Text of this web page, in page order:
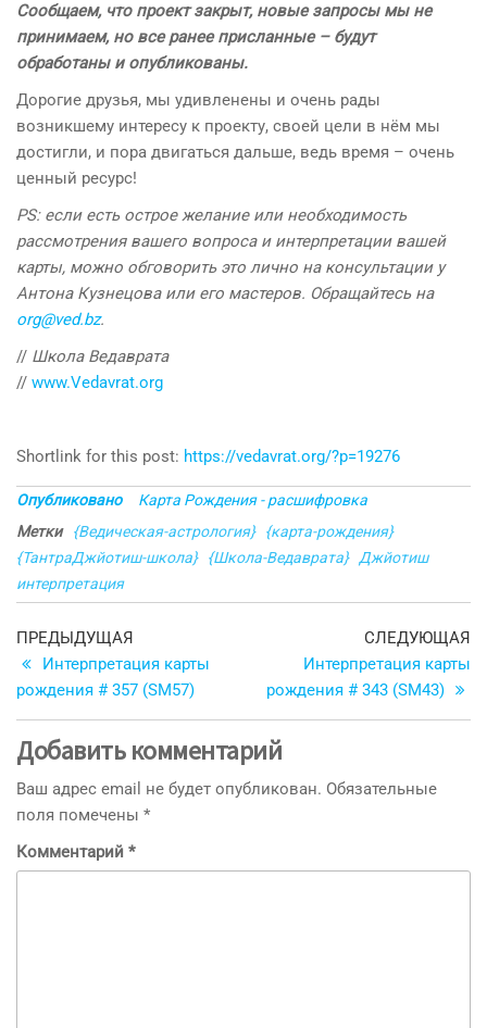
Сообщаем, что проект закрыт, новые запросы мы не
принимаем, но все ранее присланные – будут
обработаны и опубликованы.
Дорогие друзья, мы удивленены и очень рады
возникшему интересу к проекту, своей цели в нём мы
достигли, и пора двигаться дальше, ведь время – очень
ценный ресурс!
PS: если есть острое желание или необходимость
рассмотрения вашего вопроса и интерпретации вашей
карты, можно обговорить это лично на консультации у
Антона Кузнецова или его мастеров. Обращайтесь на
org@ved.bz.
// Школа Ведаврата
// www.Vedavrat.org
Shortlink for this post: https://vedavrat.org/?p=19276
Опубликовано
Карта Рождения - расшифровка
Метки
{Ведическая-астрология}
{карта-рождения}
{ТантраДжйотиш-школа}
{Школа-Ведаврата} Джйотиш
интерпретация
Навигация
по
записям
Предыдущая
запись
ПРЕДЫДУЩАЯ
Интерпретация карты
рождения # 357 (SM57)
СЛЕДУЮЩАЯ
Интерпретация карты
рождения # 343 (SM43)
Добавить комментарий
Ваш адрес email не будет опубликован. Обязательные
поля помечены *
Комментарий *